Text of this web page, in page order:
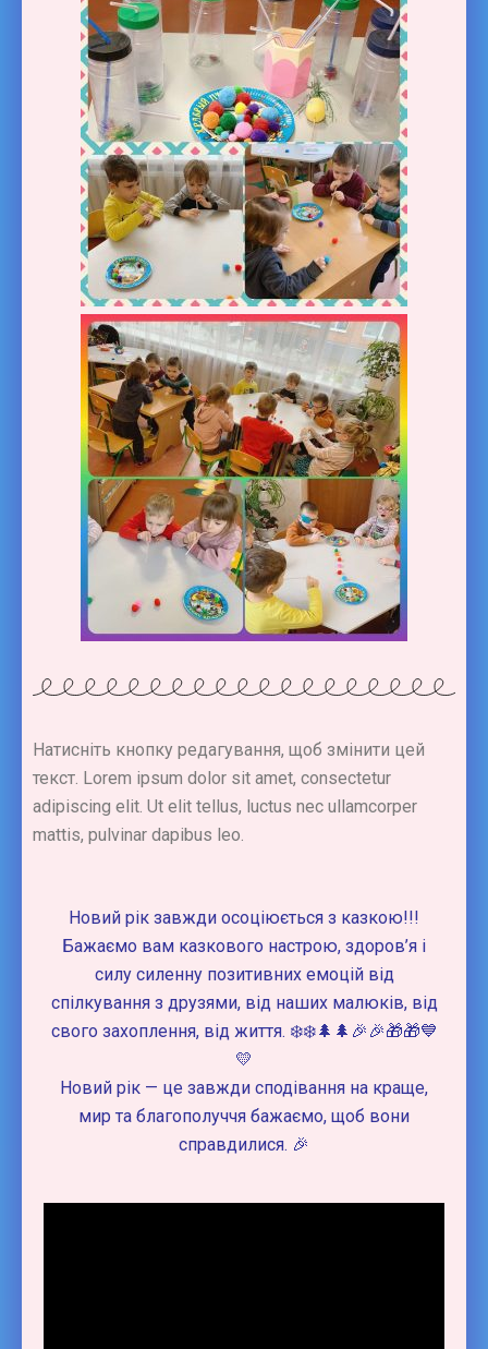
Натисніть кнопку редагування, щоб змінити цей
текст. Lorem ipsum dolor sit amet, consectetur
adipiscing elit. Ut elit tellus, luctus nec ullamcorper
mattis, pulvinar dapibus leo.
Новий рік завжди осоціюється з казкою!!!
Бажаємо вам казкового настрою, здоров’я і
силу силенну позитивних емоцій від
спілкування з друзями, від наших малюків, від
свого захоплення, від життя. ❄️❄️🌲🌲🎉🎉🎁🎁💙
💛
Новий рік — це завжди сподівання на краще,
мир та благополуччя бажаємо, щоб вони
справдилися. 🎉